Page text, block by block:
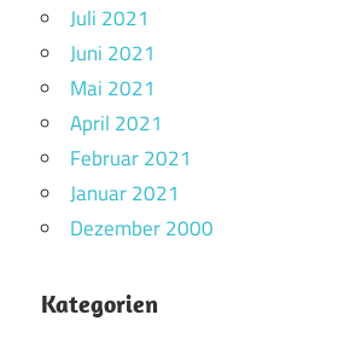
Juli 2021
Juni 2021
Mai 2021
April 2021
Februar 2021
Januar 2021
Dezember 2000
Kategorien